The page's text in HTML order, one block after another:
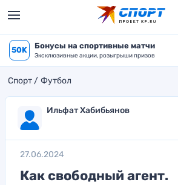
50K Бонусы на спортивные матчи
Эксклюзивные акции, розыгрыши призов
Спорт Футбол
Ильфат Хабибьянов
27.06.2024
Как свободный агент.